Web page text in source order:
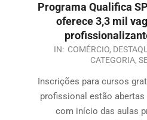
Programa Qualifica
oferece 3,3 mil
IN: COMÉRCIO,
CATEGORIA,
Inscrições para cursos
profissional estão abertas
com início das aulas